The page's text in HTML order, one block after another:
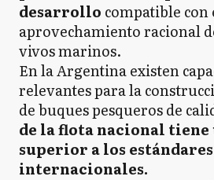
desarrollo compatible con
aprovechamiento racional
vivos marinos.
En la Argentina existen
relevantes para la
de buques pesqueros de
de la flota nacional
superior a los estándares
internacionales.